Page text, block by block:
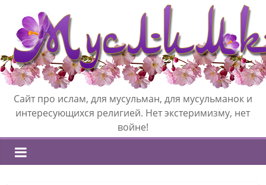
Сайт про ислам, для мусульман, для мусульманок и
интересующихся религией. Нет экстеримизму, нет
войне!